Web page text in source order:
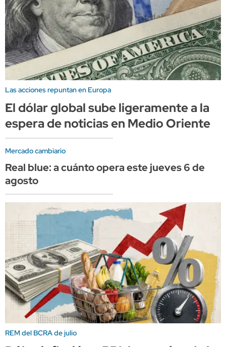
Las acciones repuntan en Europa
El dólar global sube ligeramente a la
espera de noticias en Medio Oriente
Mercado cambiario
Real blue: a cuánto opera este jueves 6 de
agosto
REM del BCRA de julio